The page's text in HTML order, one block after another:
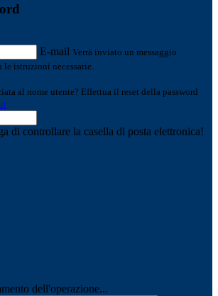
E-mail Verrà inviato un messaggio
istruzioni necessarie.
al nome utente? Effettua il reset della password
di controllare la casella di posta elettronica!
dell'operazione...